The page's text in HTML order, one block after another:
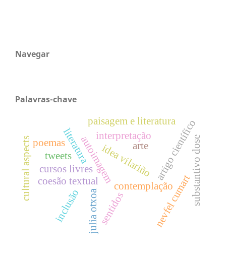
Navegar
Palavras-chave
literatura
poemas
cursos livresautoimagem
contemplação
arte
interpretação
sentidos nevfel cumart
artigo científico
coesão textual
paisagem e literatura
cultural aspects idea vilariño
julia otxoa
tweets substantivo dose
inclusão